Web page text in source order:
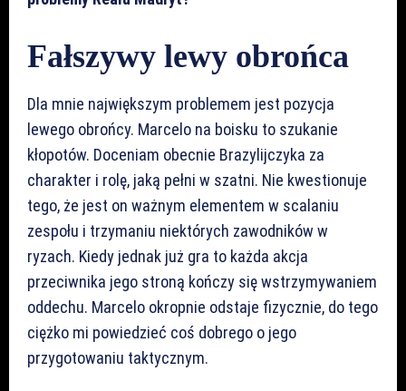
Fałszywy lewy obrońca
Dla mnie największym problemem jest pozycja
lewego obrońcy. Marcelo na boisku to szukanie
kłopotów. Doceniam obecnie Brazylijczyka za
charakter i rolę, jaką pełni w szatni. Nie kwestionuje
tego, że jest on ważnym elementem w scalaniu
zespołu i trzymaniu niektórych zawodników w
ryzach. Kiedy jednak już gra to każda akcja
przeciwnika jego stroną kończy się wstrzymywaniem
oddechu. Marcelo okropnie odstaje fizycznie, do tego
ciężko mi powiedzieć coś dobrego o jego
przygotowaniu taktycznym.